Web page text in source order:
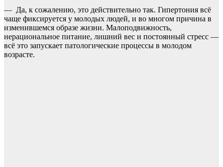
— Да, к сожалению, это действительно так. Гипертония всё
чаще фиксируется у молодых людей, и во многом причина в
изменившемся образе жизни. Малоподвижность,
нерациональное питание, лишний вес и постоянный стресс —
всё это запускает патологические процессы в молодом
возрасте.